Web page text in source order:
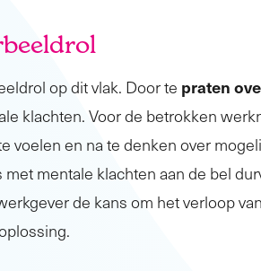
op dit vlak. Door te praten
klachten. Voor de betrokken
voelen en na te denken over
mentale klachten aan de bel
de kans om het verloop